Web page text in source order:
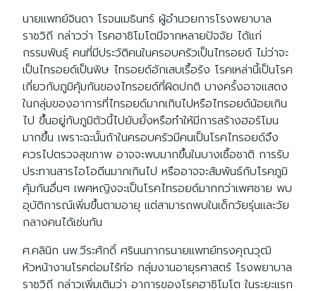
นายแพทย์จินดา โรจนเมธินทร์ ผู้อำนวยการโรงพยาบาล
ราชวิถี กล่าวว่า โรคฮาชิโมโตมีจากหลายปัจจัย ได้แก่
กรรมพันธุ์ คนที่มีประวัติคนในครอบครัวเป็นไทรอยด์ ไม่ว่าจะ
เป็นไทรอยด์เป็นพิษ ไทรอยด์อักเสบเรื้อรัง โรคเหล่านี้เป็นโรค
เกี่ยวกับภูมิคุ้มกันของไทรอยด์ที่ผิดปกติ บางครั้งอาจแสดง
ในกลุ่มของอาการที่ไทรอยด์มากเกินไปหรือไทรอยด์น้อยเกิน
ไป ขึ้นอยู่กับภูมิตัวนี้ไปยับยั้งหรือทำให้มีการสร้างฮอร์โมน
มากขึ้น เพราะฉะนั้นถ้าในครอบครัวมีคนเป็นโรคไทรอยด์จึง
ควรไปตรวจสุขภาพ อาจจะพบมากขึ้นในบางเชื้อชาติ การรับ
ประทานสารไอโอดีนมากเกินไป หรืออาจจะสัมพันธ์กับโรคภูมิ
คุ้มกันอื่นๆ เพศหญิงจะเป็นโรคไทรอยด์มากกว่าเพศชาย พบ
อุบัติการณ์เพิ่มขึ้นตามอายุ แต่สามารถพบในเด็กวัยรุ่นและวัย
กลางคนได้เช่นกัน
ศ.คลินิก นพ.วีระศักดิ์ ศรินนภากรนายแพทย์ทรงคุณวุฒิ
หัวหน้างานโรคต่อมไร้ท่อ กลุ่มงานอายุรศาสตร์ โรงพยาบาล
ราชวิถี กล่าวเพิ่มเติมว่า อาการของโรคฮาชิโมโต ในระยะแรก